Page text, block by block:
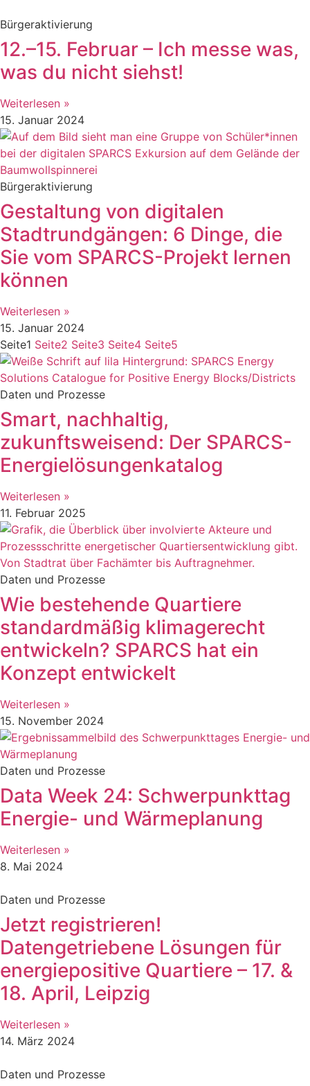
Bürgeraktivierung
12.–15. Februar – Ich messe was,
was du nicht siehst!
Weiterlesen »
15. Januar 2024
Bürgeraktivierung
Gestaltung von digitalen
Stadtrundgängen: 6 Dinge, die
Sie vom SPARCS-Projekt lernen
können
Weiterlesen »
15. Januar 2024
Seite1 Seite2 Seite3 Seite4 Seite5
Daten und Prozesse
Smart, nachhaltig,
zukunftsweisend: Der SPARCS-
Energielösungenkatalog
Weiterlesen »
11. Februar 2025
Daten und Prozesse
Wie bestehende Quartiere
standardmäßig klimagerecht
entwickeln? SPARCS hat ein
Konzept entwickelt
Weiterlesen »
15. November 2024
Daten und Prozesse
Data Week 24: Schwerpunkttag
Energie- und Wärmeplanung
Weiterlesen »
8. Mai 2024
Daten und Prozesse
Jetzt registrieren!
Datengetriebene Lösungen für
energiepositive Quartiere – 17. &
18. April, Leipzig
Weiterlesen »
14. März 2024
Daten und Prozesse